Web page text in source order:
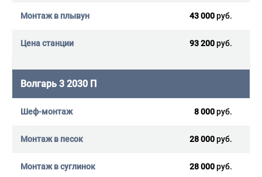
43 000руб.
93 200руб.
Волгарь 3 2030 П
8 000руб.
28 000руб.
28 000руб.